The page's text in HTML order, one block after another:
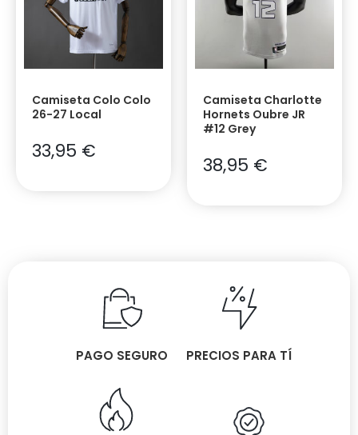
Camiseta Colo Colo
26-27 Local
33,95 €
Camiseta Charlotte
Hornets Oubre JR
#12 Grey
38,95 €
PAGO SEGURO PRECIOS PARA TÍ